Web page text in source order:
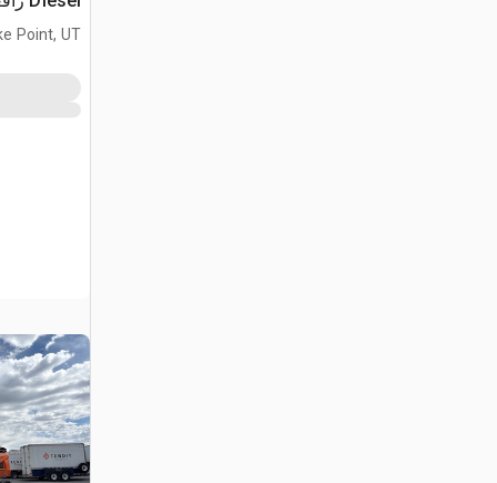
تطويل
Point, UT